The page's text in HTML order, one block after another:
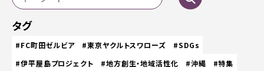
タグ
#FC町田ゼルビア #東京ヤクルトスワローズ
#SDGs
#伊平屋島プロジェクト
#地方創生・地域活性化 #沖縄
#特集